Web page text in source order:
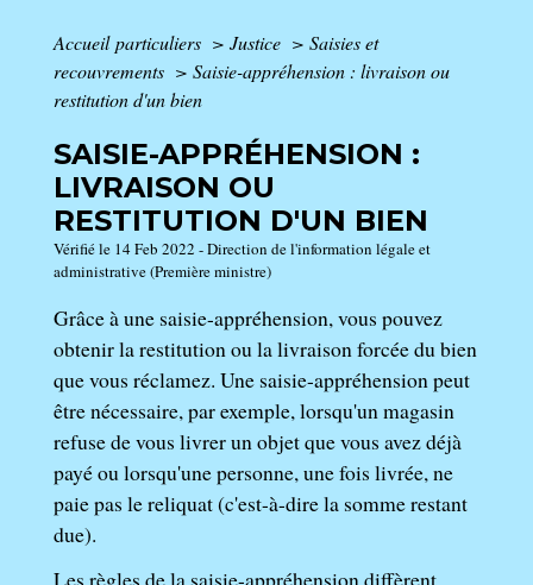
Accueil particuliers > Justice > Saisies et
recouvrements > Saisie-appréhension : livraison ou
restitution d'un bien
SAISIE-APPRÉHENSION :
LIVRAISON OU
RESTITUTION D'UN BIEN
Vérifié le 14 Feb 2022 - Direction de l'information légale et
administrative (Première ministre)
Grâce à une saisie-appréhension, vous pouvez
obtenir la restitution ou la livraison forcée du bien
que vous réclamez. Une saisie-appréhension peut
être nécessaire, par exemple, lorsqu'un magasin
refuse de vous livrer un objet que vous avez déjà
payé ou lorsqu'une personne, une fois livrée, ne
paie pas le reliquat (c'est-à-dire la somme restant
due).